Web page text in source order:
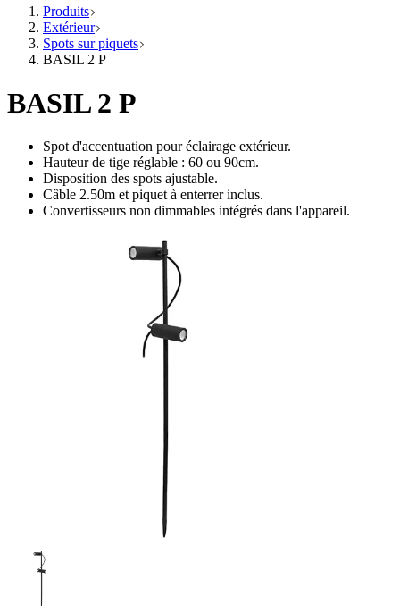
Produits
Extérieur
Spots sur piquets
BASIL 2 P
BASIL 2 P
Spot d'accentuation pour éclairage extérieur.
Hauteur de tige réglable : 60 ou 90cm.
Disposition des spots ajustable.
Câble 2.50m et piquet à enterrer inclus.
Convertisseurs non dimmables intégrés dans l'appareil.